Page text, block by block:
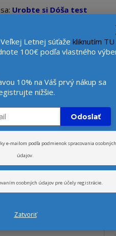
Urobte si Dóša test
Beauty konzultantka:
Tvár
drevo - SANDALWOOD
Letnej súťaže kliknutím TU
100€ podľa vlastného
10% na Váš prvý nákup sa
nižšie.
Odoslať
e-mailom podľa podmienok spracovania osobných
údajov.
osobných údajov pre účely registrácie.
Zatvoriť